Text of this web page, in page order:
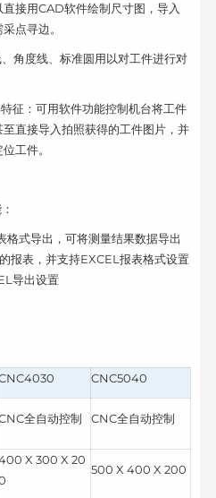
接用CAD软件绘制尺寸图，导入
点寻边。
角度线、标准圆用以对工件进行对
征：可用软件功能控制机台将工件
直接导入拍照获得的工件图片，并
工件。
格式导出，可将测量结果数据导出
报表，并支持EXCEL报表格式设置
导出设置
CNC5040
全自动控制 CNC全自动控制
X 300 X 20
500 X 400 X 200